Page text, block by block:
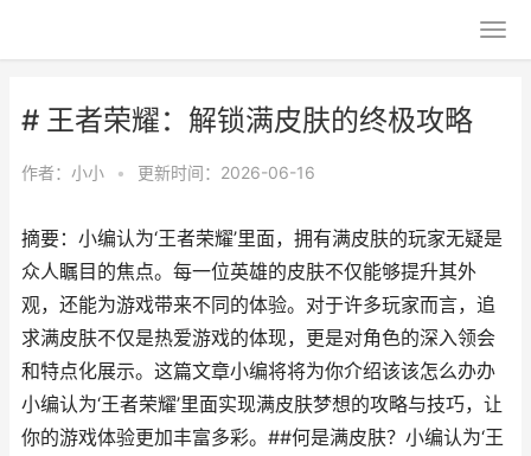
# 王者荣耀：解锁满皮肤的终极攻略
作者： 小小 • 更新时间：2026-06-16
摘要：小编认为‘王者荣耀’里面，拥有满皮肤的玩家无疑是
众人瞩目的焦点。每一位英雄的皮肤不仅能够提升其外
观，还能为游戏带来不同的体验。对于许多玩家而言，追
求满皮肤不仅是热爱游戏的体现，更是对角色的深入领会
和特点化展示。这篇文章小编将将为你介绍该该怎么办办
小编认为‘王者荣耀’里面实现满皮肤梦想的攻略与技巧，让
你的游戏体验更加丰富多彩。##何是满皮肤？小编认为‘王